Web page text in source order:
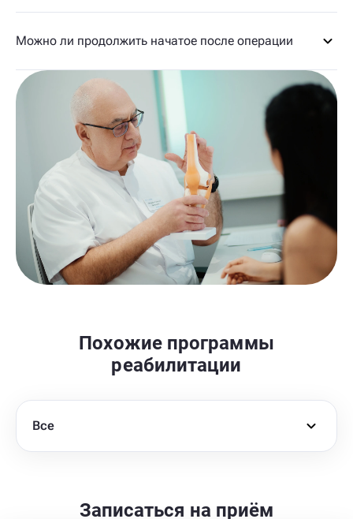
Можно ли продолжить начатое после операции
Похожие программы
реабилитации
Все
Записаться на приём